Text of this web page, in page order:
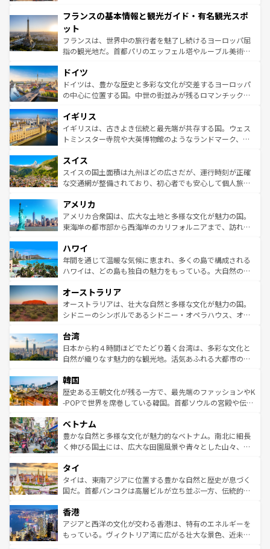
ませてくれるイタリアで、忘れられない旅をしてみよう！
なお、新着のイタリア情報は
しい。
文化が根付くこの国では、情熱的なフラメンコ、熱気あふ
れる闘牛、そして美味しいタパスが生活の一部となってい
る。首都マドリードの洗練された雰囲気や、バルセロナの
アートに溢れた街角から、地方では古代ローマ遺跡や中世
せる。地方によって風土や気候が異なるスペインはその個
性で訪れる人を魅了する。 なお、新着のスペイン情報は コ
ンテンツ一覧を参照してほしい。
フランスの基本情報と観光ガイド・有名観光スポ
ット
フランスは、世界中の旅行者を魅了し続けるヨーロッパ屈
指の観光地だ。首都パリのエッフェル塔やルーブル美術館
で、幅広い魅力が詰まっている。華麗な宮殿、歴史的な大
聖堂、美しいビーチ、そして豊かな自然が、訪れる者を心
から魅了する。また、フランスは美食の国としても知ら
いる。シャンパンの発祥地であるランス、プロヴァンスの
香り高いラベンダー畑など、多彩な楽しみ方が可能だ。さ
らに、パリ以外の地域にも魅力が溢れており、どの街角に
れる地方に足を運ぶとそれぞれで全く異なる文化を体験で
きるだろう。 なお、新着のフランス情報はコンテンツ一覧
を参照してほしい。
ドイツ
ドイツは、豊かな歴史と多彩な文化が交差するヨーロッパ
の中心に位置する国。中世の街並みが残るロマンチック街
顔を持つこの国は、どこを歩いても飽きることがない。ベ
ルリンの文化的活気、バイエルン州のアルプスの絶景、そ
してライン川沿いのワイン畑といった風景は必見。ビール
は、お酒好きな人にはぜひ体験してほしい。 なお、新着の
ドイツ情報はコンテンツ一覧を参照してほしい。
イギリス
イギリスは、古きよき伝統と最先端が共存する国。ウェス
トミンスター寺院や大英博物館のようなランドマーク、歴
リアごとに異なる魅力がある。また、優雅なアフタヌーン
ティー、ビール好きにはたまらない英国パブ、サッカー観
戦など、本場だからこそできる体験も豊富。イギリスを旅
ンツ一覧を参照してほしい。
スイス
スイスの国土面積は九州ほどの広さだが、運行時刻が正確
な交通網が整備されており、初心者でも安心して個人旅行
の建物がそのまま残る町や、スイスならではのユニークな
博物館もあり、アルプス観光だけでなく町歩きも満喫する
ことができる。国民の所得が高いため物価も高いが、旅行
ば市内交通費無料で観光を楽しむこともできる。 なお、新
着のスイス情報はコンテンツ一覧 を参照してほしい。
アメリカ
アメリカ合衆国は、広大な土地と多様な文化が魅力の国。
東海岸の都市部から西海岸のカリフォルニアまで、訪れる
のような巨大都市は、観光、ショッピング、エンターテイ
ンメントが詰まった刺激的なスポットだ。一方、アメリカ
西部には大自然が広がり、グランドキャニオンやイエロー
部のニューオーリンズでは、音楽と美食が融合した独特の
文化が魅力。旅行者はアメリカの各地域で異なる魅力を楽
しみながら、その多様性と豊かな歴史を感じることができ
ならではの贅沢な旅のスタイルだ。 なお、新着のアメリカ
情報はコンテンツ一覧を参照してほしい。
ハワイ
年間を通じて温暖な気候に恵まれ、多くの島で構成される
ハワイは、どの島も独自の魅力をもっている。大自然の神
ワイ島は見逃せない。また、定番の観光地といえばオアフ
島だが、静かな自然を求めるならマウイ島やカウアイ島が
おすすめ。エメラルドグリーンに輝く海をはじめ、豊かな
れるおもてなしの心で訪れる人々を迎えてくれるハワイの
人々、おいしいローカルフードやハワイアンミュージッ
ク、伝統的なフラダンスなど、すべてがハワイの魅力を彩
ワイを、存分に味わってほしい。 なお、新着のハワイ情報
はコンテンツ一覧を参照してほしい。
オーストラリア
オーストラリアは、壮大な自然と多様な文化が魅力の国。
シドニーのシンボルであるシドニー・オペラハウス、オー
リアリーフや大陸中央部にそびえるウルル（エアーズロッ
ク）、タスマニアの美しい原生林やケアンズの熱帯雨林な
ど、見どころがたくさん。また、カフェやワイン、オージ
いる。アクティビティも充実しており、サーフィンやダイ
ビング、ハイキングなど、アウトドア好きにはたまらな
い。オーストラリアの多彩な魅力を存分に味わいつくそ
参照してほしい。
台湾
日本から約４時間ほどでたどり着く台湾は、多彩な文化と
自然が織りなす魅力的な観光地。活気あふれる大都市の台
ン）、静ひつな山岳地帯である台湾東部など、都市の喧騒
と山間の静けさが共存しており、訪れる人に新しい発見と
驚きをもたらしてくれる。また、奥深い台湾の食文化も魅
容にもいいと評判のスイーツなど、バラエティ豊かな料理
が味わえる。 なお、新着の台湾情報は コンテンツ一覧を参
照してほしい。
韓国
歴史ある王朝文化が残る一方で、最先端のファッションやK
-POPで世界を席巻している韓国。首都ソウルの宮殿や伝統
き、地方に足を延ばせば四季折々の自然美を楽しむことが
できる。そして、キムチや焼肉、絶品のストリートフード
まで、さまざまな韓国料理が待っている。夜には、韓国な
リティに包まれながら、韓国の多彩な魅力を心ゆくまで味
わってみてほしい。 なお、新着の韓国情報はコンテンツ一
覧を参照してほしい。
ベトナム
豊かな自然と多様な文化が魅力的なベトナム。南北に細長
く伸びる国土には、広大な田園風景や青々とした山々、世
急速な発展と共に伝統が息づく。ハノイの古い町並みやホ
ーチミン市のフランス統治時代の建物も、独特の雰囲気を
醸し出している。また、バラエティの豊かさとおいしさで
とつ。フォーやバインミー、ベトナムコーヒーなどは、ぜ
ひ現地で味わいたい。どの地域を訪れてもあたたかい人々
が旅行者を迎えてくれるので、きっと忘れられない旅にな
タイ
タイは、東南アジアに位置する豊かな自然と歴史が息づく
国だ。首都バンコクは高層ビルが立ち並ぶ一方、伝統的な
の活気が交差している。北部ではチェンマイなどの山岳地
帯で自然と触れ合い、南部ではプーケットやクラビの美し
いビーチでリゾート気分を楽しむことができる。タイ料理
香港
アジアと西洋の文化が交わる香港は、特有のエネルギーを
もっている。ヴィクトリア湾に広がる壮大な景色、近未来